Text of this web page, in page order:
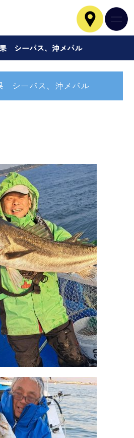
シーバス、沖メバル
シーバス、沖メバル